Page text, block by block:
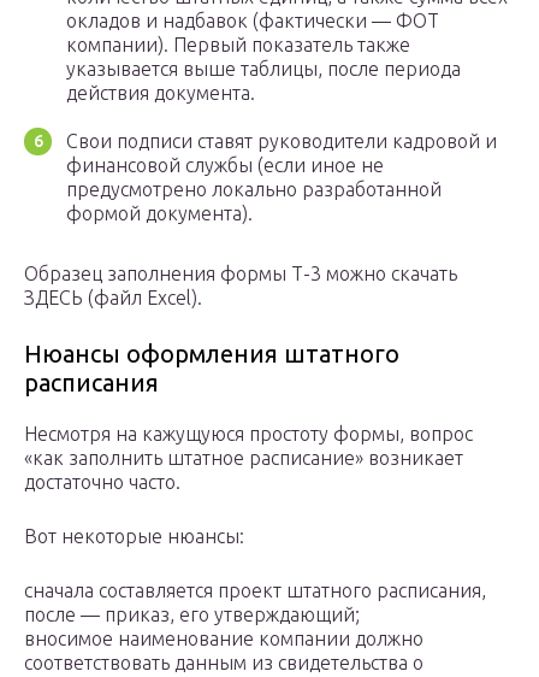
окладов и надбавок (фактически — ФОТ
компании). Первый показатель также
указывается выше таблицы, после периода
действия документа.
Свои подписи ставят руководители кадровой и
финансовой службы (если иное не
предусмотрено локально разработанной
формой документа).
Образец заполнения формы Т-3 можно скачать
ЗДЕСЬ (файл Excel).
Нюансы оформления штатного
расписания
Несмотря на кажущуюся простоту формы, вопрос
«как заполнить штатное расписание» возникает
достаточно часто.
Вот некоторые нюансы:
сначала составляется проект штатного расписания,
после — приказ, его утверждающий;
вносимое наименование компании должно
соответствовать данным из свидетельства о